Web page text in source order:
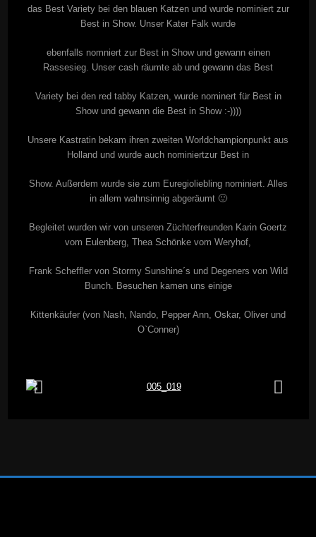
das Best Variety bei den blauen Katzen und wurde nominiert zur
Best in Show. Unser Kater Falk wurde
ebenfalls nomniert zur Best in Show und gewann einen
Rassesieg. Unser cash räumte ab und gewann das Best
Variety bei den red tabby Katzen, wurde nominert für Best in
Show und gewann die Best in Show :-))))
Unsere Kastratin bekam ihren zweiten Worldchampionpunkt aus
Holland und wurde auch nominiertzur Best in
Show. Außerdem wurde sie zum Euregioliebling nominiert. Alles
in allem wahnsinnig abgeräumt 🙂
Begleitet wurden wir von unseren Züchterfreunden Karin Goertz
vom Eulenberg, Thea Schönke vom Weryhof,
Frank Scheffler von Stormy Sunshine´s und Degeners von Wild
Bunch. Besuchen kamen uns einige
Kittenkäufer (von Nash, Nando, Pepper Ann, Oskar, Oliver und
O`Conner)